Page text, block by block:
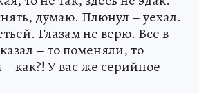
думаю. Плюнул – уехал.
Глазам не верю. Все в
– то поменяли, то
как?! У вас же серийное